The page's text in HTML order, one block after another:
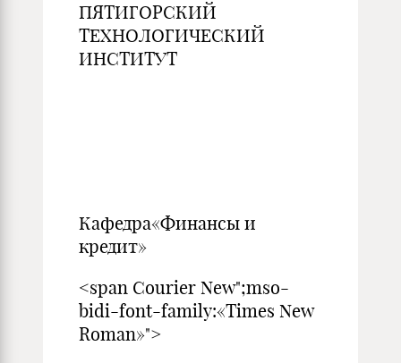
ПЯТИГОРСКИЙ
ТЕХНОЛОГИЧЕСКИЙ
ИНСТИТУТ
Кафедра«Финансы и
кредит»
<span Courier New";mso-
bidi-font-family:«Times New
Roman»">